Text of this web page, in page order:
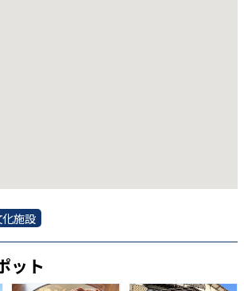
施設
ット